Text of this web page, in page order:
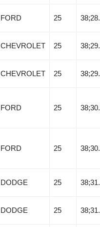
FORD 25
CHEVROLET 25
CHEVROLET 25
FORD 25
FORD 25
DODGE 25
DODGE 25